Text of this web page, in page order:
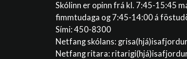
Skólinn er opinn frá kl. 7:45-15:45
fimmtudaga og 7:45-14:00 á
Sími: 450-8300
Netfang skólans:
Netfang ritara: